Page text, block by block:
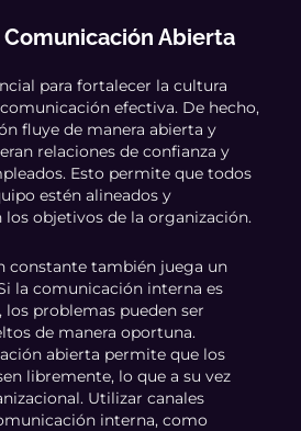
Comunicación Abierta
para fortalecer la cultura
efectiva. De hecho,
fluye de manera abierta y
relaciones de confianza y
Esto permite que todos
estén alineados y
objetivos de la organización.
constante también juega un
la comunicación interna es
problemas pueden ser
de manera oportuna.
abierta permite que los
libremente, lo que a su vez
Utilizar canales
interna, como